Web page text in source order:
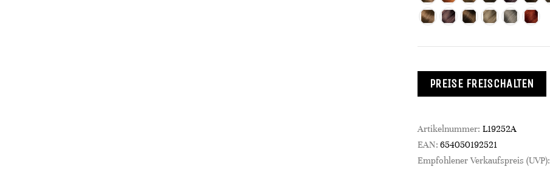
PREISE FREISCHALTEN
Artikelnummer: L19252A
EAN: 654050192521
Empfohlener Verkaufspreis (UVP):